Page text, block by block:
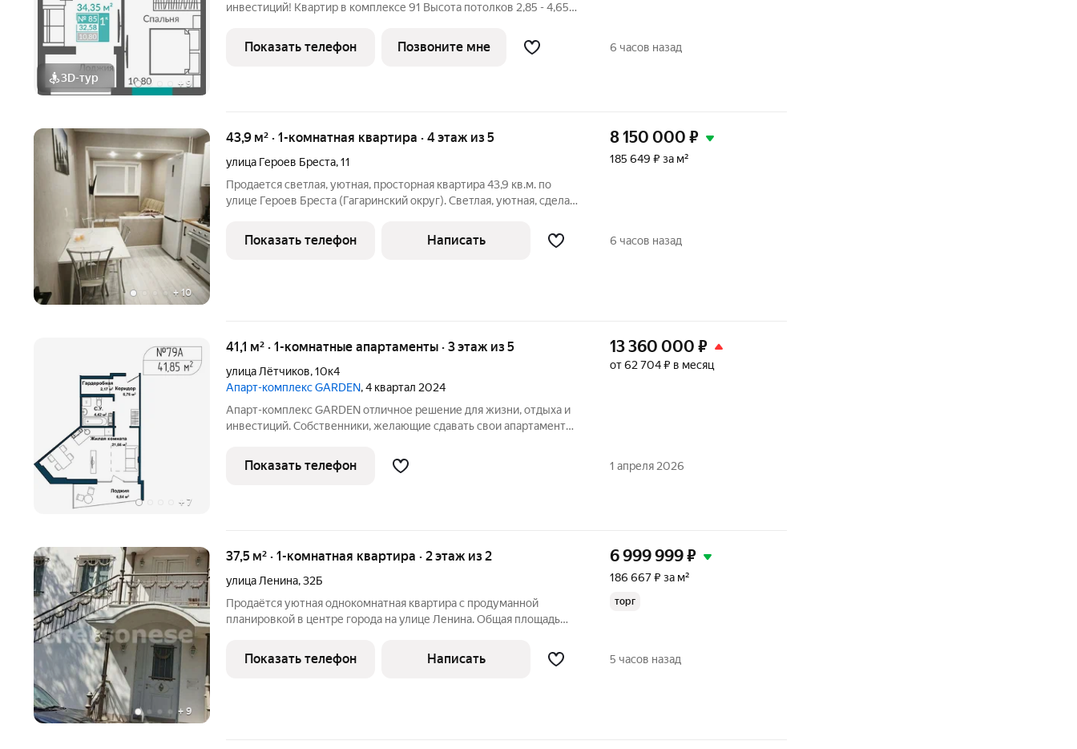
3D-тур + 9
инвестиций! Квартир в комплексе 91 Высота потолков 2,85 - 4,65
ПОЗВОНИТЕ НАМ ПРЯМО СЕЙЧАС ДЛЯ КОНСУЛЬТАЦИИ,
ПРЕДЛОЖЕНИЕ ОГРАНИЧЕНО! О
Показать телефон Позвоните мне 6 часов назад
+ 10
43,9 м² · 1-комнатная квартира · 4 этаж из 5
улица Героев Бреста,11
Продается светлая, уютная, просторная квартира 43,9 кв.м. по
улице Героев Бреста (Гагаринский округ). Светлая, уютная, сделан
сантехника, полы в уровень). Есть вся необходимая для
проживания мебель и
8 150 000 ₽
185 649 ₽ за м²
Показать телефон Написать 6 часов назад
+ 7
41,1 м² · 1-комнатные апартаменты · 3 этаж из 5
улица Лётчиков,10к4
Апарт-комплекс GARDEN, 4 квартал 2024
Апарт-комплекс GARDEN отличное решение для жизни, отдыха и
инвестиций. Собственники, желающие сдавать свои апартаменты,
управление с компанией GARDEN PORTIER и получать
прогрессивный пассивный
13 360 000 ₽
от 62 704 ₽ в месяц
Показать телефон 1 апреля 2026
+ 9
37,5 м² · 1-комнатная квартира · 2 этаж из 2
улица Ленина,32Б
Продаётся уютная однокомнатная квартира с продуманной
планировкой в центре города на улице Ленина. Общая площадь
квартира готова к въезду и при необходимости легко подойдёт
для адаптации
6 999 999₽
186 667 ₽ за м²
торг
Показать телефон Написать 5 часов назад